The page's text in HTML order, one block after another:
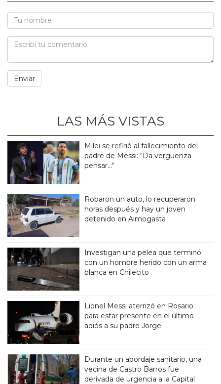
LAS MÁS VISTAS
Milei se refirió al fallecimiento del
padre de Messi: “Da vergüenza
pensar..."
Robaron un auto, lo recuperaron
horas después y hay un joven
detenido en Aimogasta
Investigan una pelea que terminó
con un hombre herido con un arma
blanca en Chilecito
Lionel Messi aterrizó en Rosario
para estar presente en el último
adiós a su padre Jorge
Durante un abordaje sanitario, una
vecina de Castro Barros fue
derivada de urgencia a la Capital